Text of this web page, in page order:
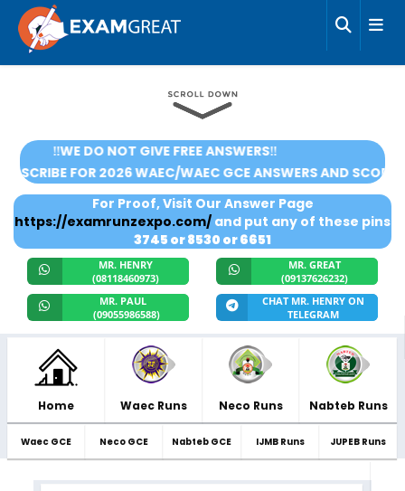
‼️WE DO NOT GIVE FREE ANSWERS‼️
FOR 2026 WAEC/WAEC GCE ANSWERS AND SCORE
For Proof, Visit Our Answer Page
https://examrunzexpo.com/ and put any of these pins
3745 or 8530 or 6651
MR. HENRY
(08118460973)
MR. GREAT
(09137626232)
MR. PAUL
(09055986588)
CHAT MR. HENRY ON
TELEGRAM
Home Waec Runs Neco Runs Nabteb Runs
Waec GCE Neco GCE Nabteb GCE IJMB Runs JUPEB Runs